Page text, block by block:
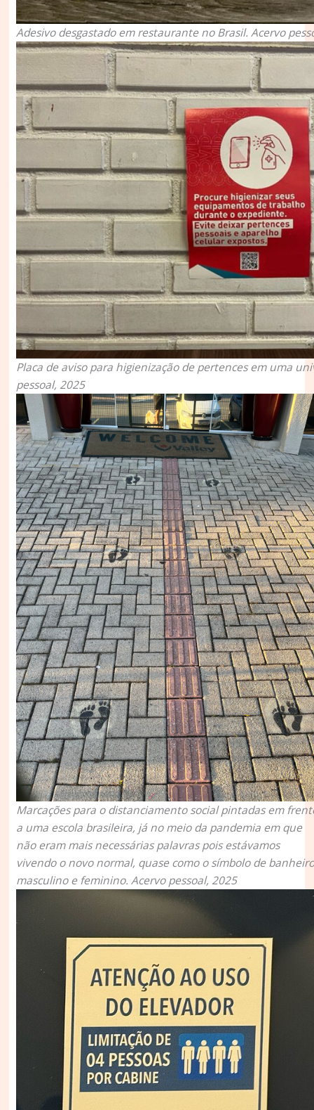
Adesivo desgastado em restaurante no Brasil. Acervo
Placa de aviso para higienização de pertences em uma
pessoal, 2025
Marcações para o distanciamento social pintadas em
a uma escola brasileira, já no meio da pandemia em que
não eram mais necessárias palavras pois estávamos
vivendo o novo normal, quase como o símbolo de
masculino e feminino. Acervo pessoal, 2025